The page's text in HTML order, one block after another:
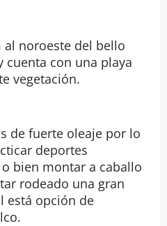
al noroeste del bello
cuenta con una playa
vegetación.
de fuerte oleaje por lo
deportes
bien montar a caballo
rodeado una gran
está opción de